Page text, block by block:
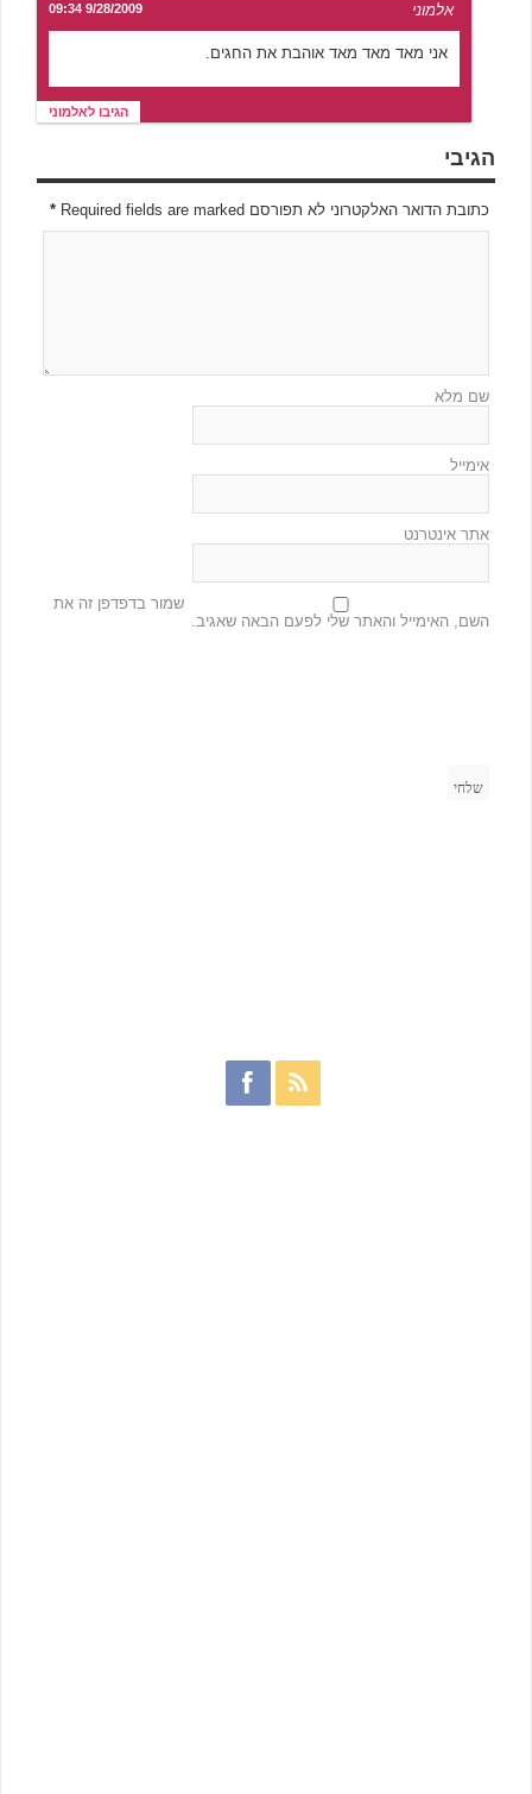
אלמוני 9/28/2009 09:34
אני מאד מאד מאד אוהבת את החגים.
הגיבו לאלמוני
הגיבי
כתובת הדואר האלקטרוני לא תפורסם Required fields are marked *
שם מלא
אימייל
אתר אינטרנט
שמור בדפדפן זה את
השם, האימייל והאתר שלי לפעם הבאה שאגיב.